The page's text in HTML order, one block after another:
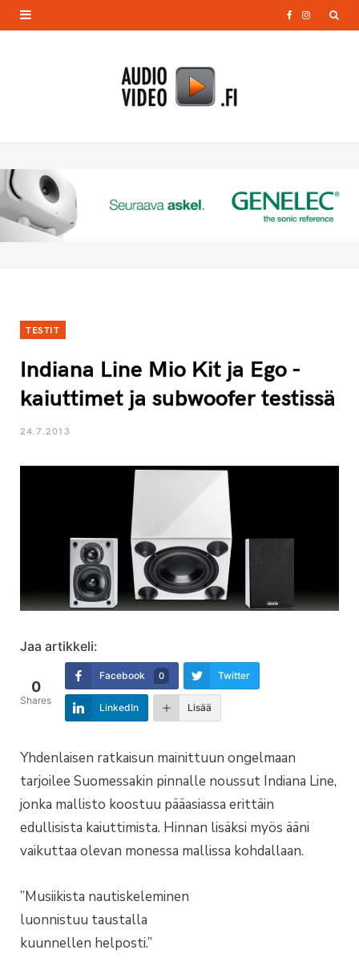
o
I
r
TESTIT
Indiana Line Mio Kit ja Ego -
kaiuttimet ja subwoofer testissä
24.7.2013
Jaa artikkeli:
0
Shares
Facebook 0 Twitter
LinkedIn Lisää
Yhdenlaisen ratkaisun mainittuun ongelmaan
tarjoilee Suomessakin pinnalle noussut Indiana Line,
jonka mallisto koostuu pääasiassa erittäin
edullisista kaiuttimista. Hinnan lisäksi myös ääni
vaikuttaa olevan monessa mallissa kohdallaan.
”Musiikista nautiskeleminen
luonnistuu taustalla
kuunnellen helposti.”